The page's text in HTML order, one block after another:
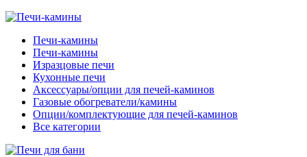
Печи-камины
Печи-камины
Изразцовые печи
Кухонные печи
Аксессуары/опции для печей-каминов
Газовые обогреватели/камины
Опции/комплектующие для печей-каминов
Все категории